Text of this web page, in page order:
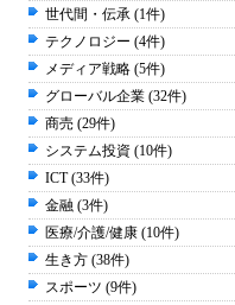
世代間・伝承 (1件)
テクノロジー (4件)
メディア戦略 (5件)
グローバル企業 (32件)
商売 (29件)
システム投資 (10件)
ICT (33件)
金融 (3件)
医療/介護/健康 (10件)
生き方 (38件)
スポーツ (9件)